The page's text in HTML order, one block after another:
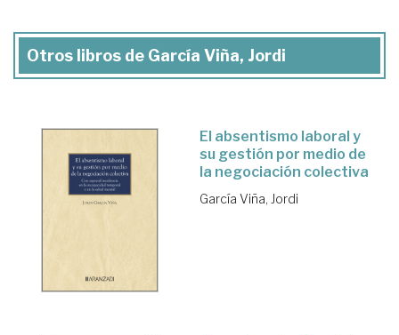
Otros libros de García Viña, Jordi
El absentismo laboral y
su gestión por medio de
la negociación colectiva
García Viña, Jordi